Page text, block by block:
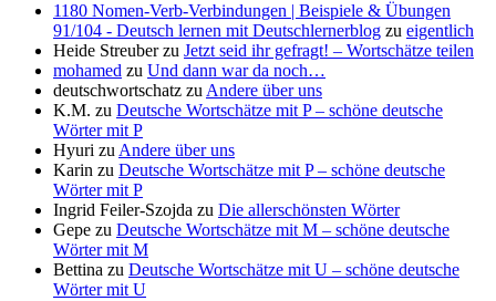
1180 Nomen-Verb-Verbindungen | Beispiele & Übungen
91/104 - Deutsch lernen mit Deutschlernerblog zu eigentlich
Heide Streuberzu Jetzt seid ihr gefragt! – Wortschätze teilen
mohamed zu Und dann war da noch…
deutschwortschatz zu Andere über uns
K.M. zu Deutsche Wortschätze mit P – schöne deutsche
Wörter mit P
Hyuri zu Andere über uns
Karin zu Deutsche Wortschätze mit P – schöne deutsche
Wörter mit P
Ingrid Feiler-Szojda zu Die allerschönsten Wörter
Gepe zu Deutsche Wortschätze mit M – schöne deutsche
Wörter mit M
Bettina zu Deutsche Wortschätze mit U – schöne deutsche
Wörter mit U